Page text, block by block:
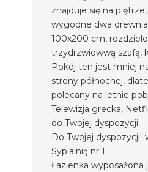
znajduje się na
wygodne dwa
100x200 cm,
trzydrzwiowwą szafą,
Pokój ten jest mniej
strony północnej,
polecany na letnie
Telewizja grecka,
do Twojej dyspozycji.
Do Twojej dyspozycji
Sypialnią nr 1.
Łazienka wyposażona